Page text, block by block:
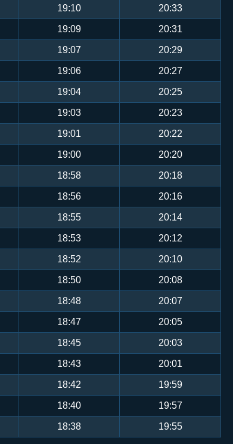
19:10 20:33
19:09 20:31
19:07 20:29
19:06 20:27
19:04 20:25
19:03 20:23
19:01 20:22
19:00 20:20
18:58 20:18
18:56 20:16
18:55 20:14
18:53 20:12
18:52 20:10
18:50 20:08
18:48 20:07
18:47 20:05
18:45 20:03
18:43 20:01
18:42 19:59
18:40 19:57
18:38 19:55